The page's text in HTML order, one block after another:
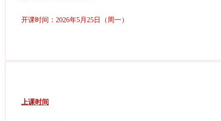
开课时间：2026年5月25日（周一）
上课时间